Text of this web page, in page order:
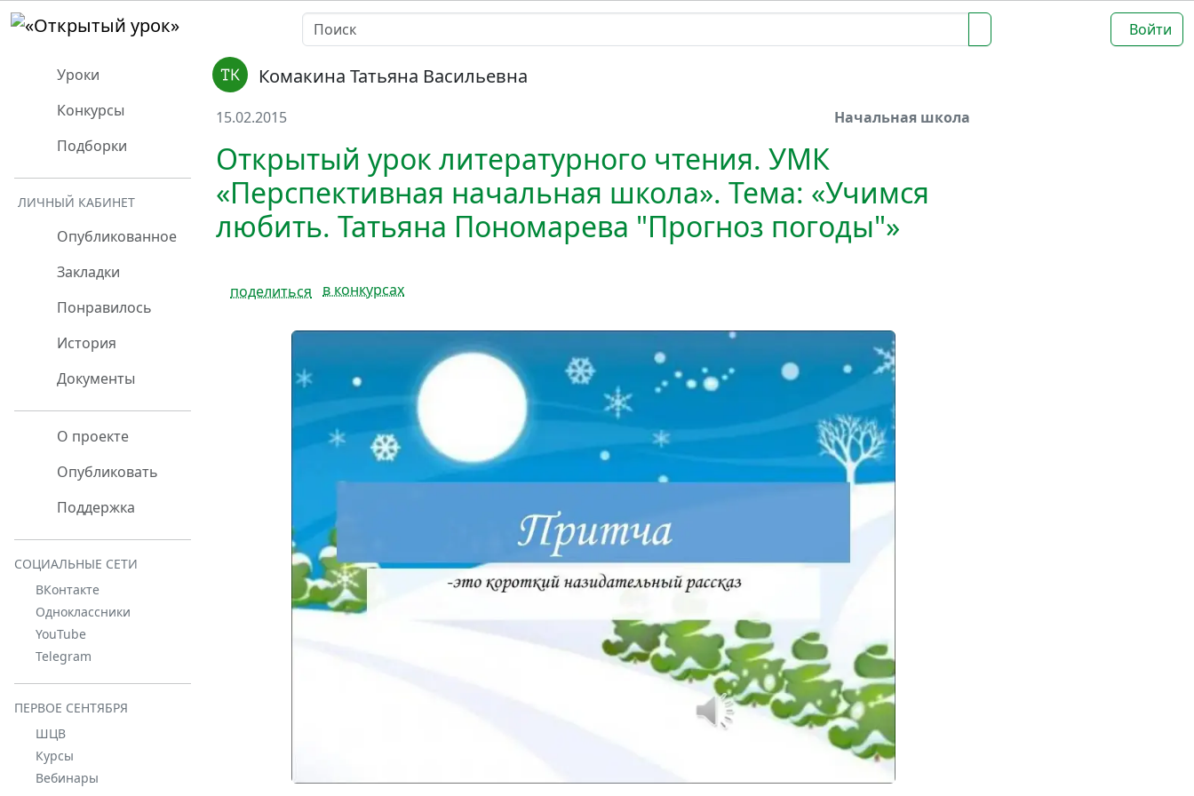
Войти
Уроки
Конкурсы
Подборки
ЛИЧНЫЙ КАБИНЕТ
Опубликованное
Закладки
Понравилось
История
Документы
О проекте
Опубликовать
Поддержка
СОЦИАЛЬНЫЕ СЕТИ
ВКонтакте
Одноклассники
YouTube
Telegram
ПЕРВОЕ СЕНТЯБРЯ
ШЦВ
Курсы
Вебинары
Комакина Татьяна Васильевна
15.02.2015 Начальная школа
Открытый урок литературного чтения. УМК
«Перспективная начальная школа». Тема: «Учимся
любить. Татьяна Пономарева "Прогноз погоды"»
поделиться в конкурсах